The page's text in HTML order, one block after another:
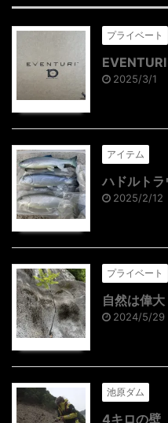
プライベート
EVENTURI
2025/3/1
アイテム
ハドルト
2025/2/12
プライベート
自然は偉大
2024/5/29
池原ダム
4キロの壁